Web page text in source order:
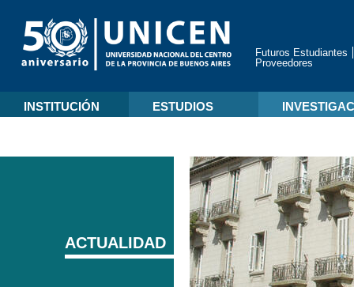
Futuros Estudiantes
Proveedores
INSTITUCIÓN ESTUDIOS
ACTUALIDAD